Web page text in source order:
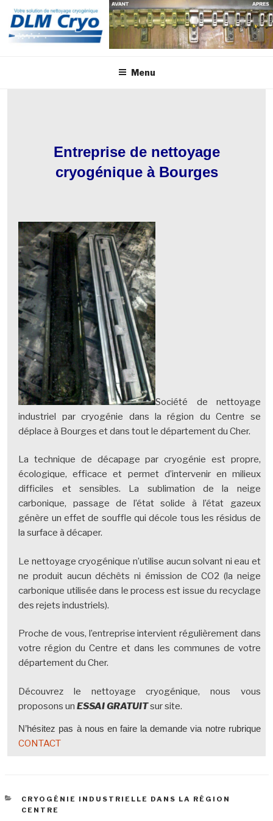
Aller
contenu
Menu
Entreprise de nettoyage
cryogénique à Bourges
Société de nettoyage
industriel par cryogénie dans la région du Centre se
déplace à Bourges et dans tout le département du Cher.
La technique de décapage par cryogénie est propre,
écologique, efficace et permet d’intervenir en milieux
difficiles et sensibles. La sublimation de la neige
carbonique, passage de l’état solide à l’état gazeux
génère un effet de souffle qui décole tous les résidus de
la surface à décaper.
Le nettoyage cryogénique n’utilise aucun solvant ni eau et
ne produit aucun déchêts ni émission de CO2 (la neige
carbonique utilisée dans le process est issue du recyclage
des rejets industriels).
Proche de vous, l’entreprise intervient régulièrement dans
votre région du Centre et dans les communes de votre
département du Cher.
Découvrez le nettoyage cryogénique, nous vous
proposons unESSAI GRATUITsur site.
N’hésitez pas à nous en faire la demande via notre rubrique
CONTACT
CATÉGORIES
CRYOGÉNIE INDUSTRIELLE DANS LA RÉGION
CENTRE